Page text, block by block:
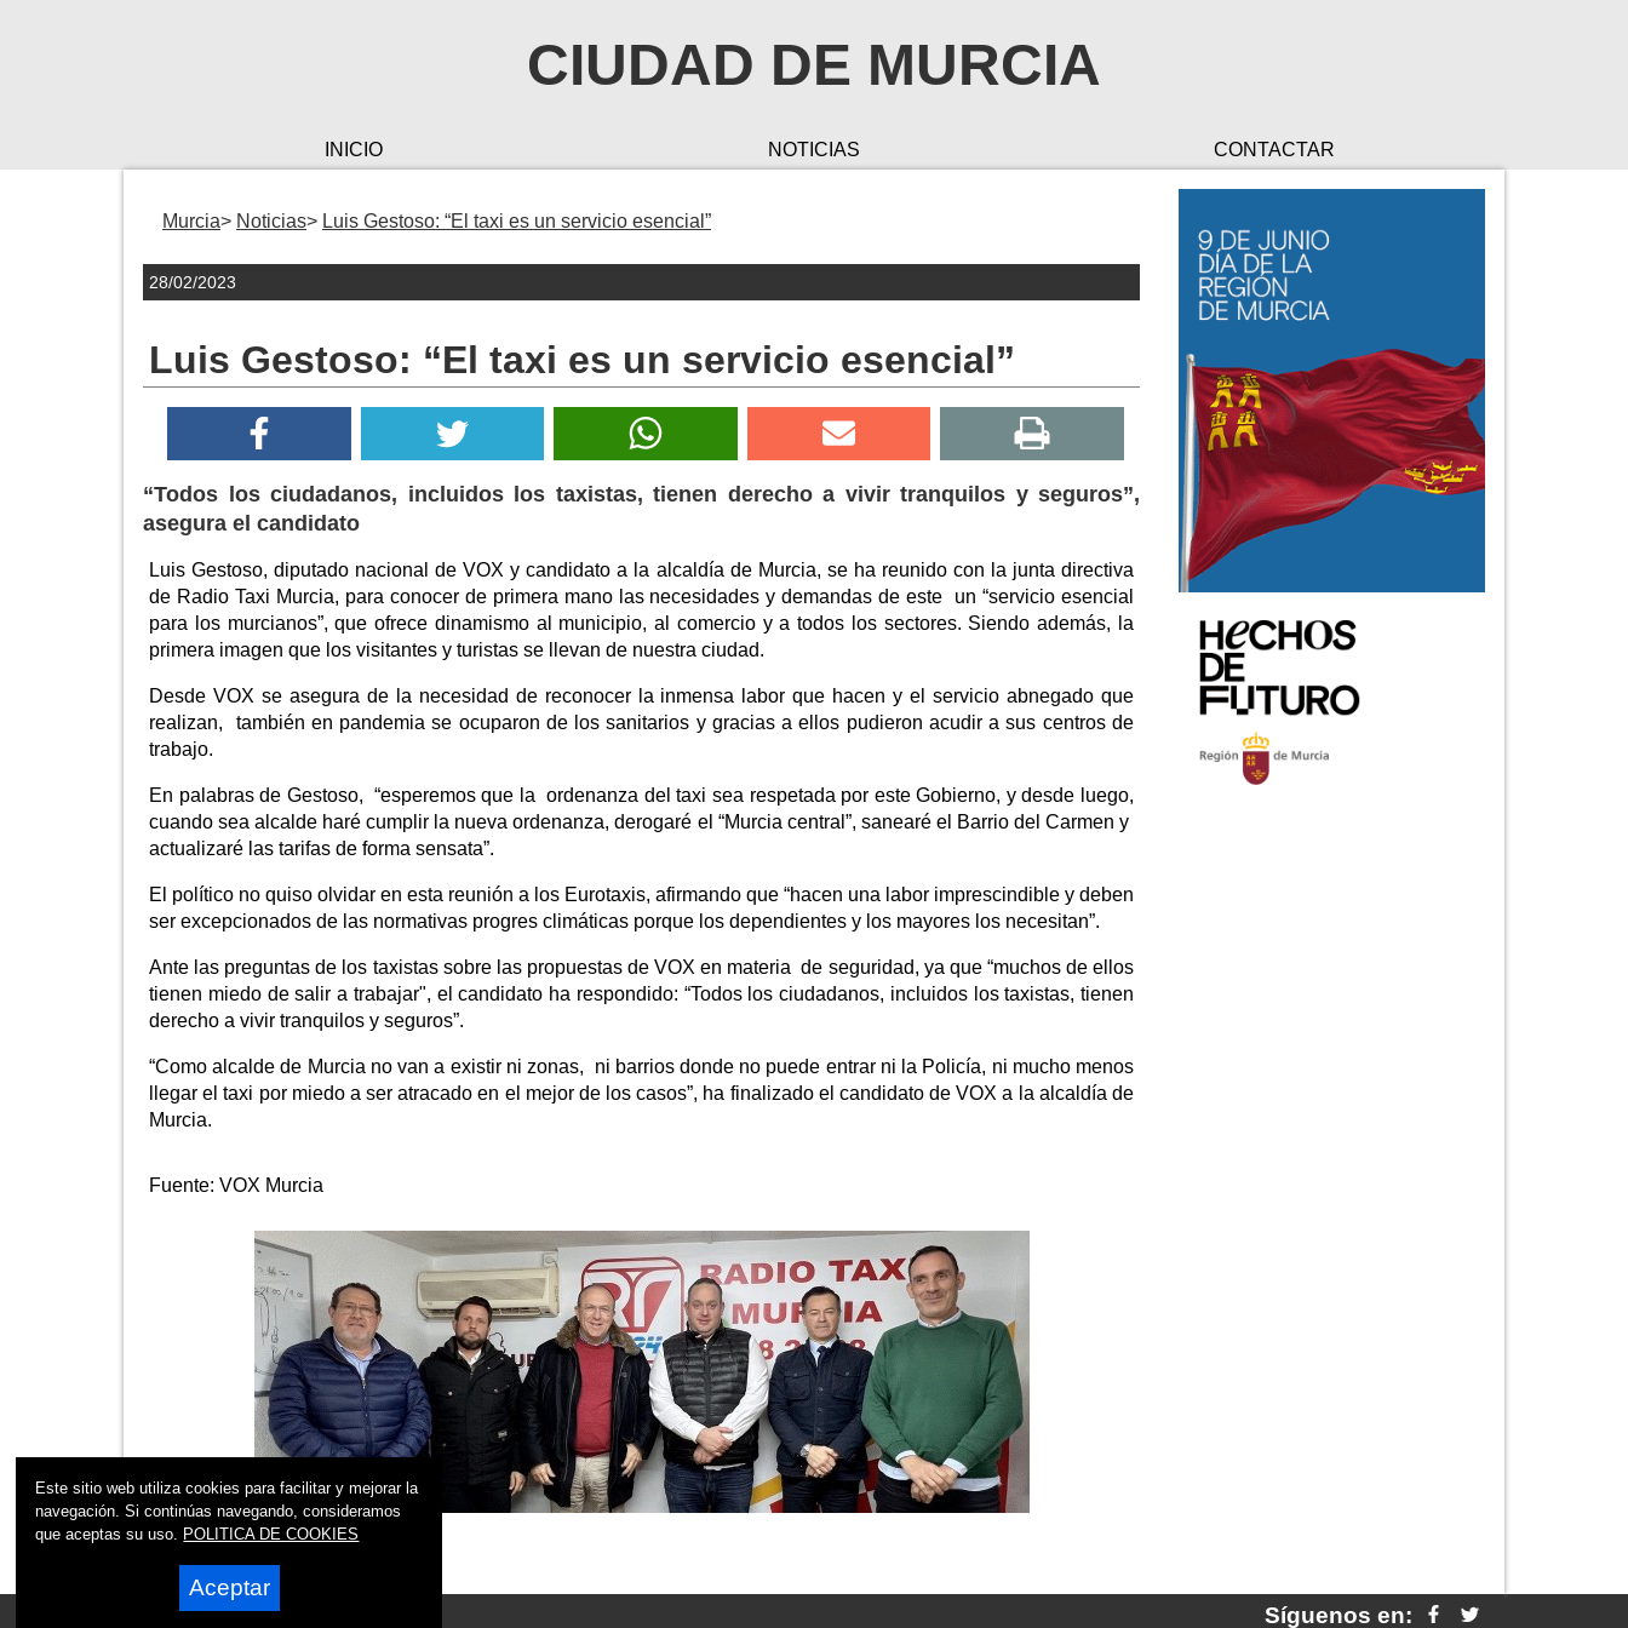
CIUDAD DE MURCIA
INICIO NOTICIAS CONTACTAR
Murcia Noticias Luis Gestoso: “El taxi es un servicio esencial”
28/02/2023
Luis Gestoso: “El taxi es un servicio esencial”
“Todos los ciudadanos, incluidos los taxistas, tienen derecho a vivir tranquilos y seguros”,
asegura el candidato
Luis Gestoso, diputado nacional de VOX y candidato a la alcaldía de Murcia, se ha reunido con la junta directiva
de Radio Taxi Murcia, para conocer de primera mano las necesidades y demandas de este un “servicio esencial
para los murcianos”, que ofrece dinamismo al municipio, al comercio y a todos los sectores. Siendo además, la
primera imagen que los visitantes y turistas se llevan de nuestra ciudad.
Desde VOX se asegura de la necesidad de reconocer la inmensa labor que hacen y el servicio abnegado que
realizan, también en pandemia se ocuparon de los sanitarios y gracias a ellos pudieron acudir a sus centros de
trabajo.
En palabras de Gestoso, “esperemos que la ordenanza del taxi sea respetada por este Gobierno, y desde luego,
cuando sea alcalde haré cumplir la nueva ordenanza, derogaré el “Murcia central”, sanearé el Barrio del Carmen y
actualizaré las tarifas de forma sensata”.
El político no quiso olvidar en esta reunión a los Eurotaxis, afirmando que “hacen una labor imprescindible y deben
ser excepcionados de las normativas progres climáticas porque los dependientes y los mayores los necesitan”.
Ante las preguntas de los taxistas sobre las propuestas de VOX en materia de seguridad, ya que “muchos de ellos
tienen miedo de salir a trabajar", el candidato ha respondido: “Todos los ciudadanos, incluidos los taxistas, tienen
derecho a vivir tranquilos y seguros”.
“Como alcalde de Murcia no van a existir ni zonas, ni barrios donde no puede entrar ni la Policía, ni mucho menos
llegar el taxi por miedo a ser atracado en el mejor de los casos”, ha finalizado el candidato de VOX a la alcaldía de
Murcia.
Fuente: VOX Murcia
Síguenos en:
Este sitio web utiliza cookies para facilitar y mejorar la
navegación. Si continúas navegando, consideramos
que aceptas su uso. POLITICA DE COOKIES
Aceptar